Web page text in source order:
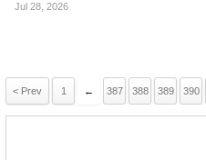
Jul 28, 2026
< Prev 1 ← 387 388 389 390